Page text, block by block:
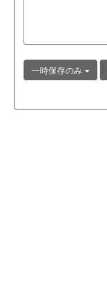
一時保存のみ